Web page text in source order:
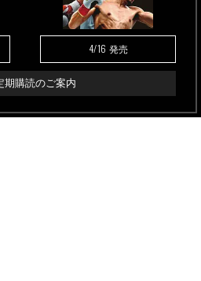
4/16 発売
期購読のご案内